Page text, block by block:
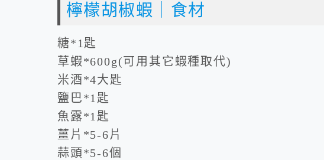
檸檬胡椒蝦｜食材
糖*1匙
草蝦*600g(可用其它蝦種取代)
米酒*4大匙
鹽巴*1匙
魚露*1匙
薑片*5-6片
蒜頭*5-6個